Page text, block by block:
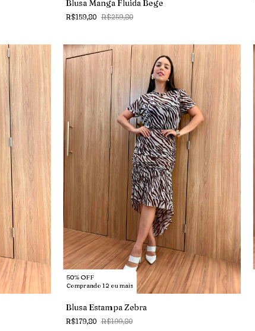
Blusa Manga Fluida Bege
R$159,80 R$259,80
50% OFF
Comprando 12 ou mais
Blusa Estampa Zebra
R$179,80 R$199,80